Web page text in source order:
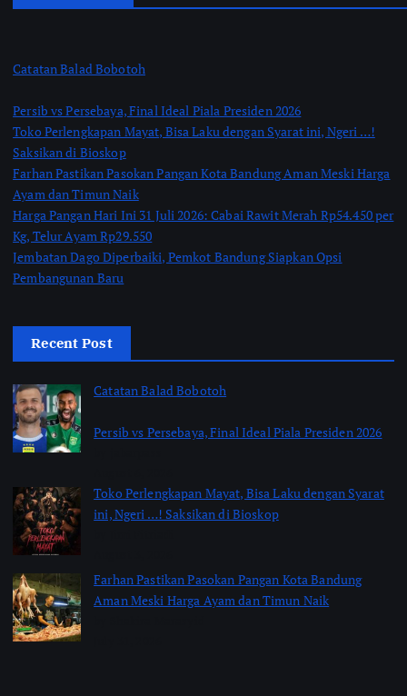
Catatan Balad Bobotoh
Persib vs Persebaya, Final Ideal Piala Presiden 2026
Toko Perlengkapan Mayat, Bisa Laku dengan Syarat ini, Ngeri …!
Saksikan di Bioskop
Farhan Pastikan Pasokan Pangan Kota Bandung Aman Meski Harga
Ayam dan Timun Naik
Harga Pangan Hari Ini 31 Juli 2026: Cabai Rawit Merah Rp54.450 per
Kg, Telur Ayam Rp29.550
Jembatan Dago Diperbaiki, Pemkot Bandung Siapkan Opsi
Pembangunan Baru
Recent Post
Catatan Balad Bobotoh
Persib vs Persebaya, Final Ideal Piala Presiden 2026
Toko Perlengkapan Mayat, Bisa Laku dengan Syarat
ini, Ngeri …! Saksikan di Bioskop
Farhan Pastikan Pasokan Pangan Kota Bandung
Aman Meski Harga Ayam dan Timun Naik